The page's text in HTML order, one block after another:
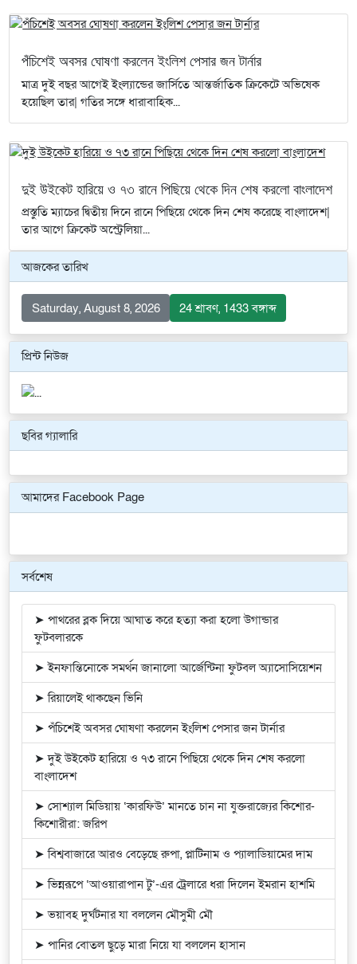
পঁচিশেই অবসর ঘোষণা করলেন ইংলিশ পেসার জন টার্নার
মাত্র দুই বছর আগেই ইংল্যান্ডের জার্সিতে আন্তর্জাতিক ক্রিকেটে অভিষেক
হয়েছিল তার| গতির সঙ্গে ধারাবাহিক...
দুই উইকেট হারিয়ে ও ৭৩ রানে পিছিয়ে থেকে দিন শেষ করলো বাংলাদেশ
প্রস্তুতি ম্যাচের দ্বিতীয় দিনে রানে পিছিয়ে থেকে দিন শেষ করেছে বাংলাদেশ|
তার আগে ক্রিকেট অস্ট্রেলিয়া...
আজকের তারিখ
Saturday, August 8, 2026 24 শ্রাবণ, 1433 বঙ্গাব্দ
প্রিন্ট নিউজ
ছবির গ্যালারি
আমাদের Facebook Page
সর্বশেষ
➤ পাথরের ব্লক দিয়ে আঘাত করে হত্যা করা হলো উগান্ডার
ফুটবলারকে
➤ ইনফান্তিনোকে সমর্থন জানালো আর্জেন্টিনা ফুটবল অ্যাসোসিয়েশন
➤ রিয়ালেই থাকছেন ভিনি
➤ পঁচিশেই অবসর ঘোষণা করলেন ইংলিশ পেসার জন টার্নার
➤ দুই উইকেট হারিয়ে ও ৭৩ রানে পিছিয়ে থেকে দিন শেষ করলো
বাংলাদেশ
➤ সোশ্যাল মিডিয়ায় ‘কারফিউ’ মানতে চান না যুক্তরাজ্যের কিশোর-
কিশোরীরা: জরিপ
➤ বিশ্ববাজারে আরও বেড়েছে রুপা, প্লাটিনাম ও প্যালাডিয়ামের দাম
➤ ভিন্নরূপে ‘আওয়ারাপান টু’-এর ট্রেলারে ধরা দিলেন ইমরান হাশমি
➤ ভয়াবহ দুর্ঘটনার যা বললেন মৌসুমী মৌ
➤ পানির বোতল ছুড়ে মারা নিয়ে যা বললেন হাসান